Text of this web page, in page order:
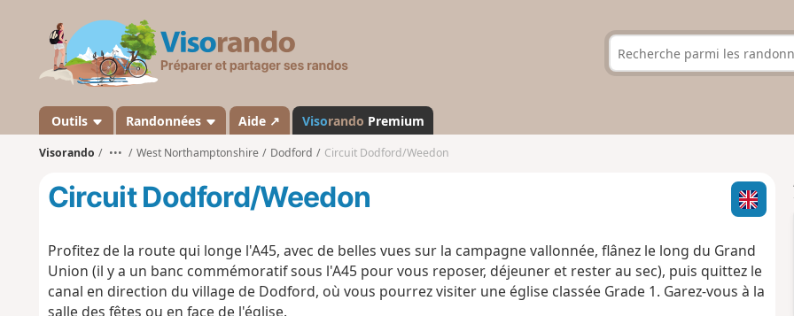
s
a
n
d
Outils Randonnées Aide ↗ Visorando Premium
Visorando ••• West Northamptonshire Dodford Circuit Dodford/Weedon
Circuit Dodford/Weedon
Profitez de la route qui longe l'A45, avec de belles vues sur la campagne vallonnée, flânez le long du Grand
Union (il y a un banc commémoratif sous l'A45 pour vous reposer, déjeuner et rester au sec), puis quittez le
canal en direction du village de Dodford, où vous pourrez visiter une église classée Grade 1. Garez-vous à la
salle des fêtes ou en face de l'église.